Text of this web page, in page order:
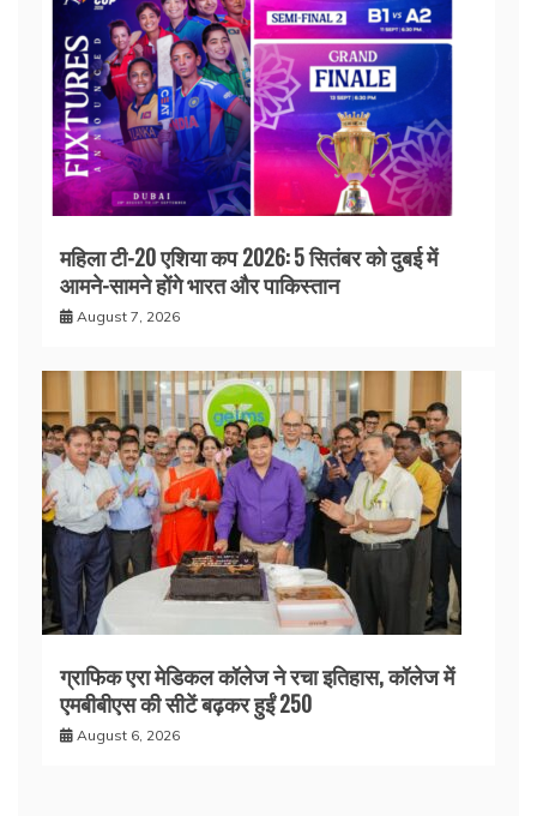
महिला टी-20 एशिया कप 2026: 5 सितंबर को दुबई में
आमने-सामने होंगे भारत और पाकिस्तान
August 7, 2026
ग्राफिक एरा मेडिकल कॉलेज ने रचा इतिहास, कॉलेज में
एमबीबीएस की सीटें बढ़कर हुईं 250
August 6, 2026